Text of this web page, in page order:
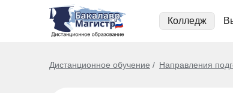
Колледж
Дистанционное обучение Направления